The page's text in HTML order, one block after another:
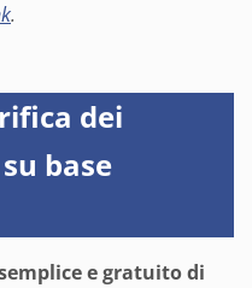
.
dei
base
e gratuito di